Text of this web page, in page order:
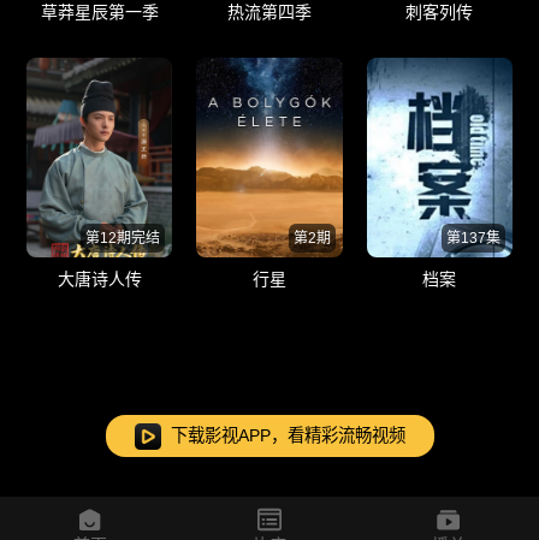
草莽星辰第一季 热流第四季 刺客列传
第12期完结
大唐诗人传
第2期
行星
第137集
档案
下载影视APP，看精彩流畅视频